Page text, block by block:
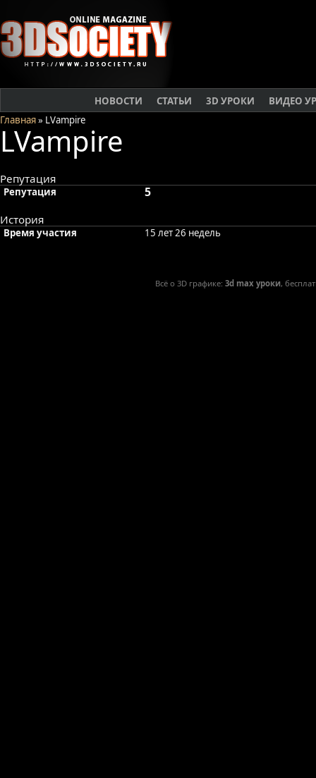
НОВОСТИ СТАТЬИ 3D УРОКИ
ВИДЕО
Главная» LVampire
LVampire
Репутация
Репутация 5
История
Время участия 15 лет 26 недель
Всё о 3D графике:3d max уроки,